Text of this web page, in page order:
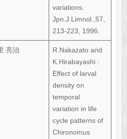
variations.
Jpn.J.Limnol.,57,
213-223, 1996.
亮治
R.Nakazato and
K.Hirabayashi :
Effect of larval
density on
temporal
variation in life
cycle patterns of
Chironomus